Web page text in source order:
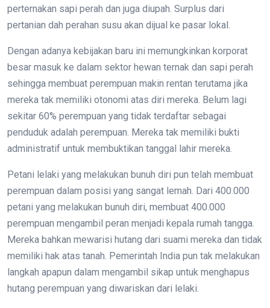
perternakan sapi perah dan juga diupah. Surplus dari
pertanian dah perahan susu akan dijual ke pasar lokal.
Dengan adanya kebijakan baru ini memungkinkan korporat
besar masuk ke dalam sektor hewan ternak dan sapi perah
sehingga membuat perempuan makin rentan terutama jika
mereka tak memiliki otonomi atas diri mereka. Belum lagi
sekitar 60% perempuan yang tidak terdaftar sebagai
penduduk adalah perempuan. Mereka tak memiliki bukti
administratif untuk membuktikan tanggal lahir mereka.
Petani lelaki yang melakukan bunuh diri pun telah membuat
perempuan dalam posisi yang sangat lemah. Dari 400.000
petani yang melakukan bunuh diri, membuat 400.000
perempuan mengambil peran menjadi kepala rumah tangga.
Mereka bahkan mewarisi hutang dari suami mereka dan tidak
memiliki hak atas tanah. Pemerintah India pun tak melakukan
langkah apapun dalam mengambil sikap untuk menghapus
hutang perempuan yang diwariskan dari lelaki.